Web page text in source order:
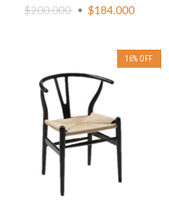
$200.000
$184.000
16% OFF